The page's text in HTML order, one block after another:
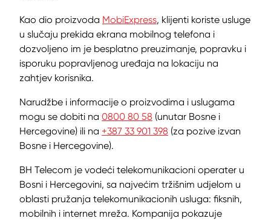
Kao dio proizvoda MobiExpress, klijenti koriste usluge
u slučaju prekida ekrana mobilnog telefona i
dozvoljeno im je besplatno preuzimanje, popravku i
isporuku popravljenog uređaja na lokaciju na
zahtjev korisnika.
Narudžbe i informacije o proizvodima i uslugama
mogu se dobiti na 0800 80 58 (unutar Bosne i
Hercegovine) ili na +387 33 901 398 (za pozive izvan
Bosne i Hercegovine).
BH Telecom je vodeći telekomunikacioni operater u
Bosni i Hercegovini, sa najvećim tržišnim udjelom u
oblasti pružanja telekomunikacionih usluga: fiksnih,
mobilnih i internet mreža. Kompanija pokazuje